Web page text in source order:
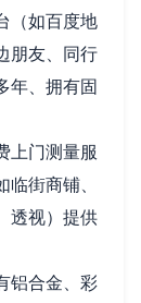
（如百度地
朋友、同行
年、拥有固
上门测量服
街商铺、
透视）提供
铝合金、彩